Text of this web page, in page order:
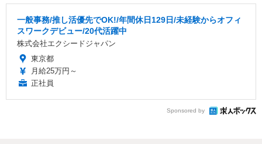
一般事務/推し活優先でOK!/年間休日129日/未経験からオフィ
スワークデビュー/20代活躍中
株式会社エクシードジャパン
東京都
月給25万円～
正社員
Sponsored by